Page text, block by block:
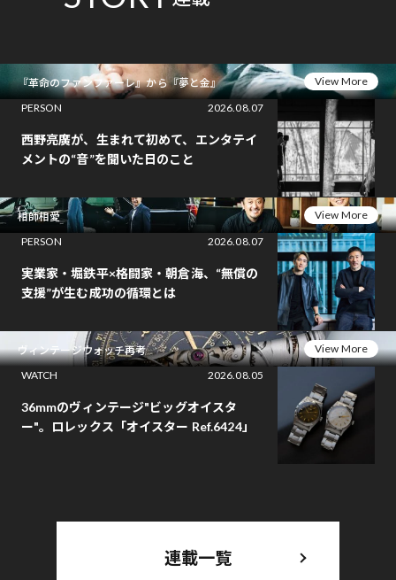
『革命のファンファーレ』から『夢と金』
View More
PERSON
2026.08.07
西野亮廣が、生まれて初めて、エンタテイ
メントの“音”を聞いた日のこと
相師相愛
View More
PERSON
2026.08.07
実業家・堀鉄平×格闘家・朝倉海、“無償の
支援”が生む成功の循環とは
ヴィンテージウォッチ再考
View More
WATCH
2026.08.05
36mmのヴィンテージ"ビッグオイスタ
ー"。ロレックス「オイスター Ref.6424」
連載一覧